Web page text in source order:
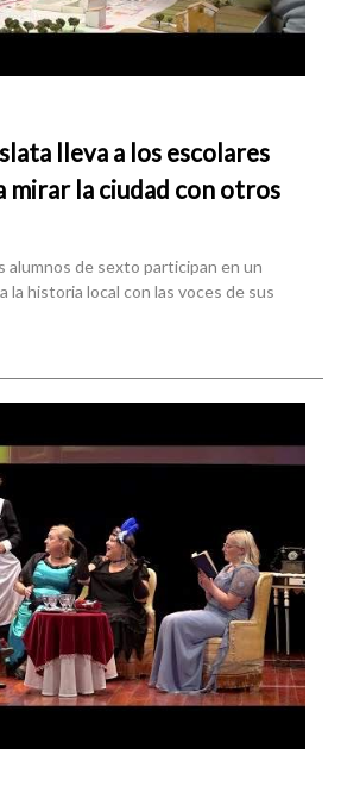
lleva a los escolares
mirar la ciudad con otros
alumnos de sexto participan en un
la historia local con las voces de sus